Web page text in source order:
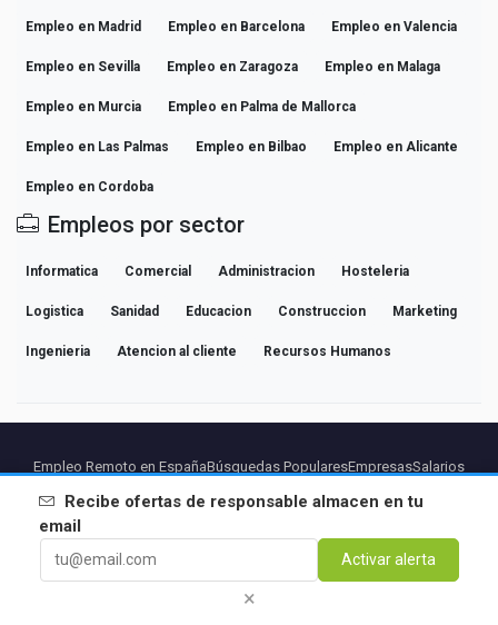
Empleo en Madrid Empleo en Barcelona Empleo en Valencia
Empleo en Sevilla Empleo en Zaragoza Empleo en Malaga
Empleo en Murcia Empleo en Palma de Mallorca
Empleo en Las Palmas Empleo en Bilbao Empleo en Alicante
Empleo en Cordoba
Empleos por sector
Informatica Comercial Administracion Hosteleria
Logistica Sanidad Educacion Construccion Marketing
Ingenieria Atencion al cliente Recursos Humanos
Recibe ofertas de responsable almacen en tu
email
Activar alerta
×
Empleo Remoto en EspañaBúsquedas PopularesEmpresasSalarios
PartnersAviso legalPrivacidadTerminosCondiciones Premium
Cancelar Premium
Contacto
© 2026 BEBEE PLATFORM SL - ID ESB84471838